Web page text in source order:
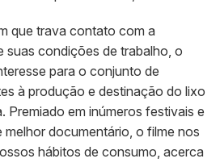
que trava contato com a
suas condições de trabalho, o
para o conjunto de
à produção e destinação do lixo
Premiado em inúmeros festivais e
documentário, o filme nos
hábitos de consumo, acerca